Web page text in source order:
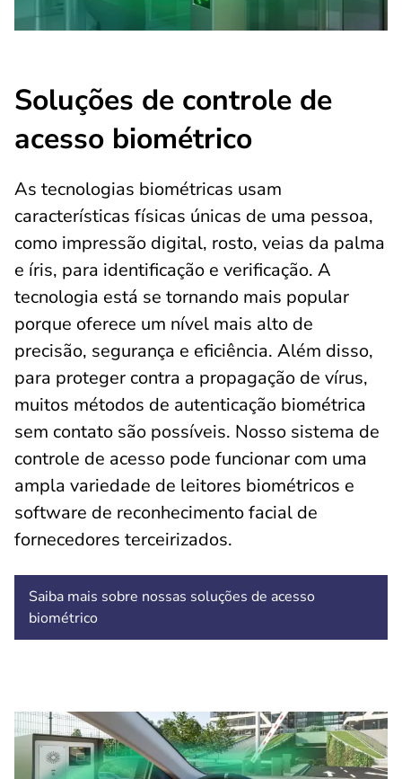
Soluções de controle de
acesso biométrico
As tecnologias biométricas usam
características físicas únicas de uma pessoa,
como impressão digital, rosto, veias da palma
e íris, para identificação e verificação. A
tecnologia está se tornando mais popular
porque oferece um nível mais alto de
precisão, segurança e eficiência. Além disso,
para proteger contra a propagação de vírus,
muitos métodos de autenticação biométrica
sem contato são possíveis. Nosso sistema de
controle de acesso pode funcionar com uma
ampla variedade de leitores biométricos e
software de reconhecimento facial de
fornecedores terceirizados.
Saiba mais sobre nossas soluções de acesso
biométrico